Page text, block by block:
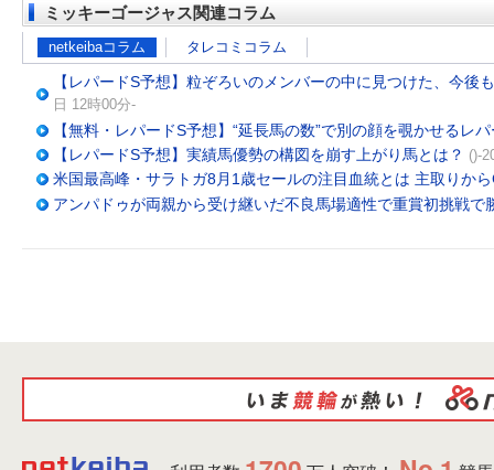
ミッキーゴージャス関連コラム
netkeibaコラム タレコミコラム
【レパードS予想】粒ぞろいのメンバーの中に見つけた、今後
日 12時00分-
【無料・レパードS予想】“延長馬の数”で別の顔を覗かせるレ
【レパードS予想】実績馬優勢の構図を崩す上がり馬とは？ ()-
米国最高峰・サラトガ8月1歳セールの注目血統とは 主取りか
アンパドゥが両親から受け継いだ不良馬場適性で重賞初挑戦で